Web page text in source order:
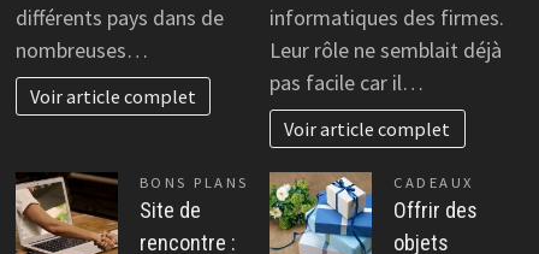
différents pays dans de
nombreuses…
Voir article complet
informatiques des firmes.
Leur rôle ne semblait déjà
pas facile car il…
Voir article complet
BONS PLANS
Site de
rencontre :
CADEAUX
Offrir des
objets